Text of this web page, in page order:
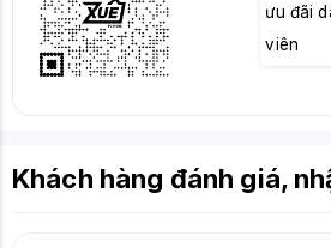
ưu đãi
viên
Khách hàng đánh giá,